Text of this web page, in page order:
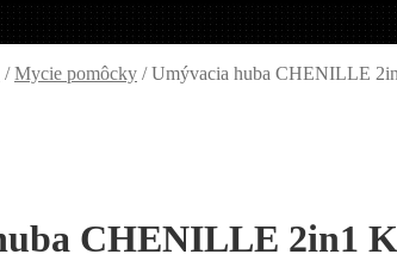
/Mycie pomôcky /Umývacia huba CHENILLE
CHENILLE 2in1